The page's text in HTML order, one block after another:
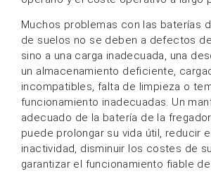
Muchos problemas con las baterías
de suelos no se deben a defectos
sino a una carga inadecuada, una
un almacenamiento deficiente,
incompatibles, falta de limpieza o
funcionamiento inadecuadas. Un
adecuado de la batería de la
puede prolongar su vida útil, reducir
inactividad, disminuir los costes de
garantizar el funcionamiento fiable de